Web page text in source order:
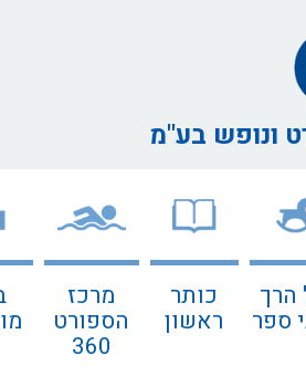
ונופש בע"מ
הרך
ספר
כותר
ראשון
מרכז
הספורט
360